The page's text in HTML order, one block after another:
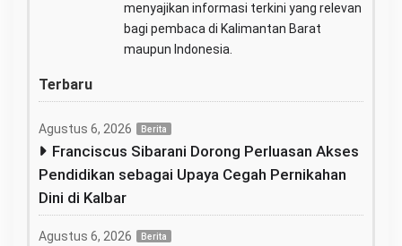
menyajikan informasi terkini yang relevan
bagi pembaca di Kalimantan Barat
maupun Indonesia.
Terbaru
Agustus 6, 2026 Berita
Franciscus Sibarani Dorong Perluasan Akses
Pendidikan sebagai Upaya Cegah Pernikahan
Dini di Kalbar
Agustus 6, 2026 Berita